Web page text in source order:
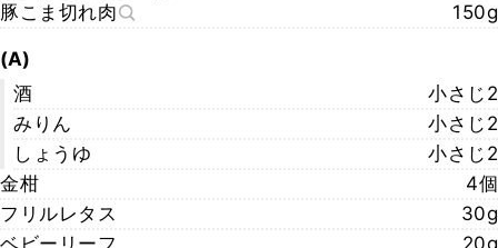
豚こま切れ肉 150g
(A)
酒
小さじ2
みりん
小さじ2
しょうゆ
小さじ2
金柑
4個
フリルレタス
30g
ベビーリーフ
20g